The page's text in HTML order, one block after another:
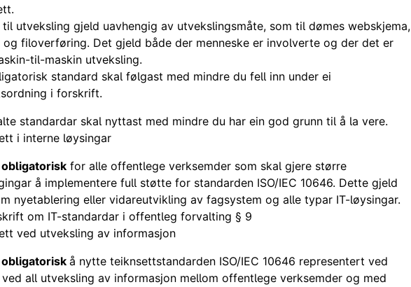
til utveksling gjeld uavhengig av utvekslingsmåte, som til dømes webskjema,
filoverføring. Det gjeld både der menneske er involverte og der det er
til-maskin utveksling.
standard skal følgast med mindre du fell inn under ei
i forskrift.
standardar skal nyttast med mindre du har ein god grunn til å la vere.
i interne løysingar
obligatoriskfor alle offentlege verksemder som skal gjere større
å implementere full støtte for standarden ISO/IEC 10646. Dette gjeld
nyetablering eller vidareutvikling av fagsystem og alle typar IT-løysingar.
om IT-standardar i offentleg forvalting § 9
ved utveksling av informasjon
obligatorisk å nytte teiknsettstandarden ISO/IEC 10646 representert ved
ved all utveksling av informasjon mellom offentlege verksemder og med